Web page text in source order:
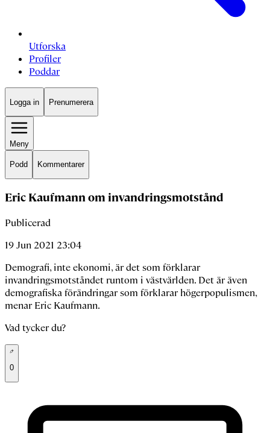
Utforska
Profiler
Poddar
Logga in Prenumerera
Meny
Podd Kommentarer
Eric Kaufmann om invandringsmotstånd
Publicerad
19 Jun 2021 23:04
Demografi, inte ekonomi, är det som förklarar
invandringsmotståndet runtom i västvärlden. Det är även
demografiska förändringar som förklarar högerpopulismen,
menar Eric Kaufmann.
Vad tycker du?
0